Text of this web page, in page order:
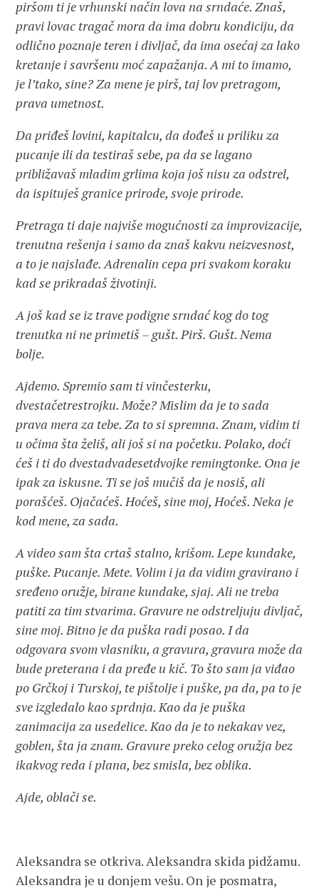
piršom ti je vrhunski način lova na srndaće. Znaš,
pravi lovac tragač mora da ima dobru kondiciju, da
odlično poznaje teren i divljač, da ima osećaj za lako
kretanje i savršenu moć zapažanja. A mi to imamo,
je l’tako, sine? Za mene je pirš, taj lov pretragom,
prava umetnost.
Da priđeš lovini, kapitalcu, da dođeš u priliku za
pucanje ili da testiraš sebe, pa da se lagano
približavaš mladim grlima koja još nisu za odstrel,
da ispituješ granice prirode, svoje prirode.
Pretraga ti daje najviše mogućnosti za improvizacije,
trenutna rešenja i samo da znaš kakvu neizvesnost,
a to je najslađe. Adrenalin cepa pri svakom koraku
kad se prikradaš životinji.
A još kad se iz trave podigne srndać kog do tog
trenutka ni ne primetiš – gušt. Pirš. Gušt. Nema
bolje.
Ajdemo. Spremio sam ti vinčesterku,
dvestačetrestrojku. Može? Mislim da je to sada
prava mera za tebe. Za to si spremna. Znam, vidim ti
u očima šta želiš, ali još si na početku. Polako, doći
ćeš i ti do dvestadvadesetdvojke remingtonke. Ona je
ipak za iskusne. Ti se još mučiš da je nosiš, ali
porašćeš. Ojačaćeš. Hoćeš, sine moj, Hoćeš. Neka je
kod mene, za sada.
A video sam šta crtaš stalno, krišom. Lepe kundake,
puške. Pucanje. Mete. Volim i ja da vidim gravirano i
sređeno oružje, birane kundake, sjaj. Ali ne treba
patiti za tim stvarima. Gravure ne odstreljuju divljač,
sine moj. Bitno je da puška radi posao. I da
odgovara svom vlasniku, a gravura, gravura može da
bude preterana i da pređe u kič. To što sam ja viđao
po Grčkoj i Turskoj, te pištolje i puške, pa da, pa to je
sve izgledalo kao sprdnja. Kao da je puška
zanimacija za usedelice. Kao da je to nekakav vez,
goblen, šta ja znam. Gravure preko celog oružja bez
ikakvog reda i plana, bez smisla, bez oblika.
Ajde, oblači se.
Aleksandra se otkriva. Aleksandra skida pidžamu.
Aleksandra je u donjem vešu. On je posmatra,